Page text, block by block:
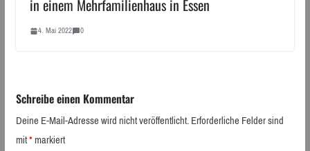
in einem Mehrfamilienhaus in Essen
4. Mai 2022 0
Schreibe einen Kommentar
Deine E-Mail-Adresse wird nicht veröffentlicht.Erforderliche Felder sind
mit*markiert